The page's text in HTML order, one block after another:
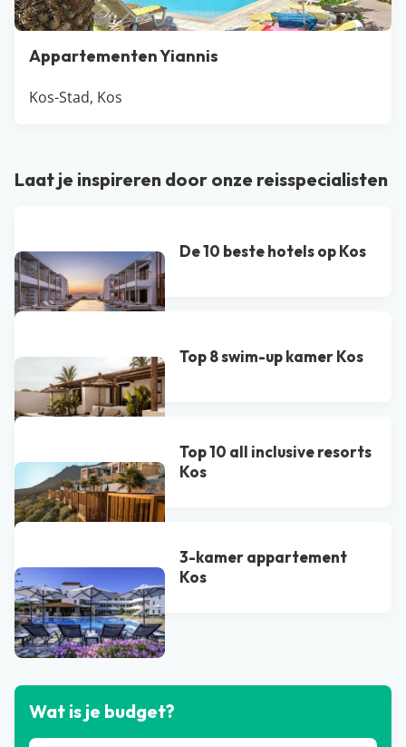
Appartementen Yiannis
Kos-Stad, Kos
Laat je inspireren door onze reisspecialisten
De 10 beste hotels op Kos
Top 8 swim-up kamer Kos
Top 10 all inclusive resorts
Kos
3-kamer appartement
Kos
Bekijk alle blogs
Wat is je budget?